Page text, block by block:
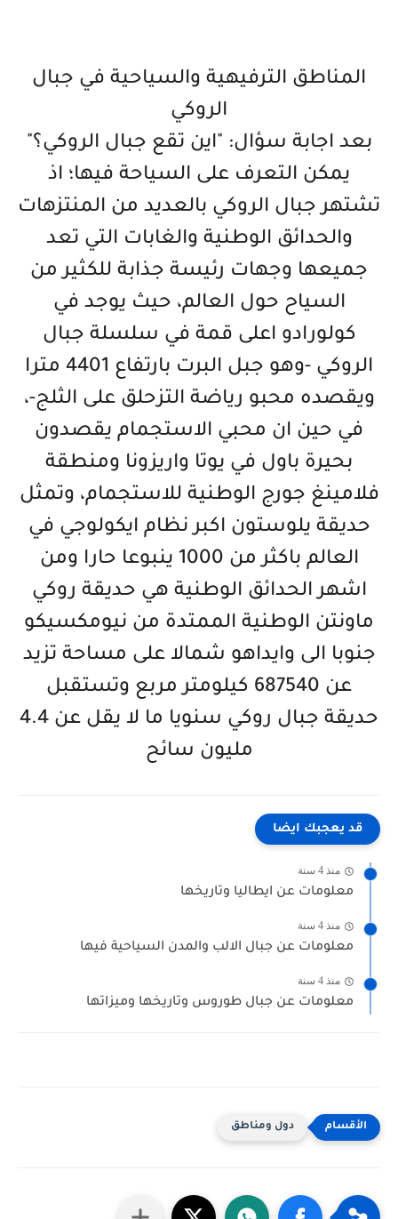
المناطق الترفيهية والسياحية في جبال
الروكي
بعد اجابة سؤال: "اين تقع جبال الروكي؟"
يمكن التعرف على السياحة فيها؛ اذ
تشتهر جبال الروكي بالعديد من المنتزهات
والحدائق الوطنية والغابات التي تعد
جميعها وجهات رئيسة جذابة للكثير من
السياح حول العالم، حيث يوجد في
كولورادو اعلى قمة في سلسلة جبال
الروكي -وهو جبل البرت بارتفاع 4401 مترا
ويقصده محبو رياضة التزحلق على الثلج-،
في حين ان محبي الاستجمام يقصدون
بحيرة باول في يوتا واريزونا ومنطقة
فلامينغ جورج الوطنية للاستجمام، وتمثل
حديقة يلوستون اكبر نظام ايكولوجي في
العالم باكثر من 1000 ينبوعا حارا ومن
اشهر الحدائق الوطنية هي حديقة روكي
ماونتن الوطنية الممتدة من نيومكسيكو
جنوبا الى وايداهو شمالا على مساحة تزيد
عن 687540 كيلومتر مربع وتستقبل
حديقة جبال روكي سنويا ما لا يقل عن 4.4
مليون سائح
قد يعجبك ايضا
منذ 4 سنة
معلومات عن ايطاليا وتاريخها
منذ 4 سنة
معلومات عن جبال الالب والمدن السياحية فيها
منذ 4 سنة
معلومات عن جبال طوروس وتاريخها وميزاتها
دول ومناطق